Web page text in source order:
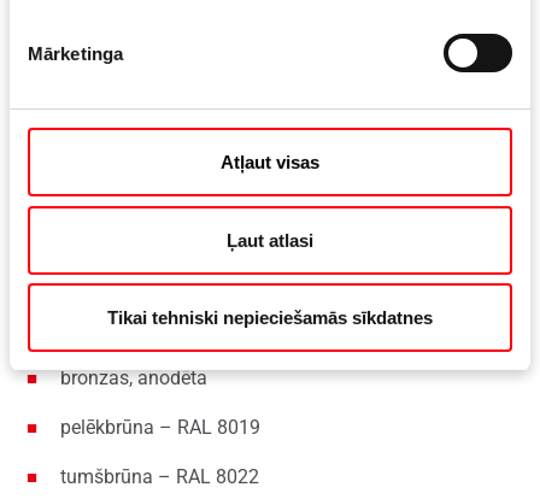
Mārketinga
Atļaut visas
Ļaut atlasi
Tikai tehniski nepieciešamās sīkdatnes
šādos krāsu variantos (krāsu daudzveidība ir atkarīga no
konkrētā roktura; īpaši krāsu toņi – pēc pieprasījuma):
dabīga sudraba, anodēta
matēta titāna virsma, anodēta
matēta misiņa, anodēta
vidēji gaiša bronzas, anodēta
bronzas, anodēta
pelēkbrūna – RAL 8019
tumšbrūna – RAL 8022